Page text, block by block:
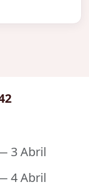
3 Abril
4 Abril